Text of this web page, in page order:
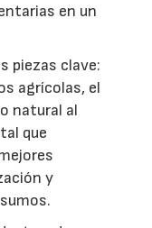
en un
piezas clave:
agrícolas, el
natural al
que
y